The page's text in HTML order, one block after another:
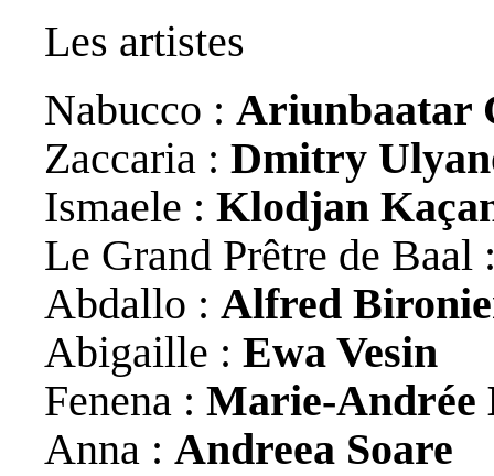
Les artistes
Nabucco : Ariunbaatar
Zaccaria : Dmitry
Ismaele : Klodjan
Le Grand Prêtre de
Abdallo : Alfred
Abigaille : Ewa Vesin
Fenena : Marie-Andrée
Anna : Andreea Soare